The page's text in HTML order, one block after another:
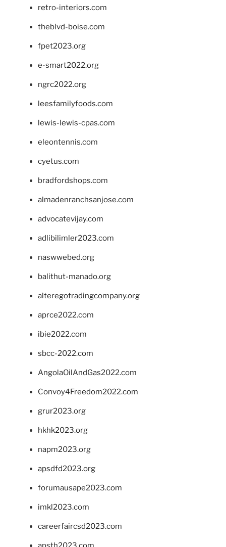
retro-interiors.com
theblvd-boise.com
fpet2023.org
e-smart2022.org
ngrc2022.org
leesfamilyfoods.com
lewis-lewis-cpas.com
eleontennis.com
cyetus.com
bradfordshops.com
almadenranchsanjose.com
advocatevijay.com
adlibilimler2023.com
naswwebed.org
balithut-manado.org
alteregotradingcompany.org
aprce2022.com
ibie2022.com
sbcc-2022.com
AngolaOilAndGas2022.com
Convoy4Freedom2022.com
grur2023.org
hkhk2023.org
napm2023.org
apsdfd2023.org
forumausape2023.com
imkl2023.com
careerfaircsd2023.com